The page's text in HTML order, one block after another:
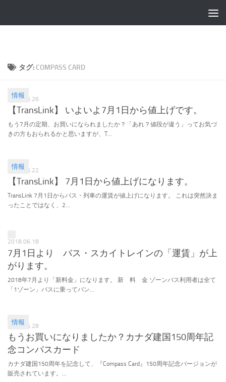
タグ: COMPASS CARD
情報
2019.06.26
【TransLink】 いよいよ7月1日から値上げです。
もう7月の定期、お買いになられましたか？「あれ？値段が違う」ってお気づ
きの方もおられるかと思いますが、T...
情報
2019.05.22
【TransLink】 7月1日から値上げになります。
TransLink 7月1日からバス・列車の運賃が値上げになります。 これは突然決ま
ったことではなく、2...
2018.06.18
7月1日より バス・スカイトレインの「運賃」が上
がります。
2018年7月より「新料金」になります。 新 料 金 ゾーンバス利用者は全て
「1ゾーン」バスに乗ってバン...
情報
2017.06.28
もうお買いになりましたか？カナダ建国150周年記
念コンパスカード
カナダ建国150周年を記念して、『Compass Card』150周年記念バージョンが
販売されています。...